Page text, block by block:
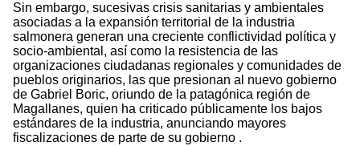
Sin embargo, sucesivas crisis sanitarias y ambientales
asociadas a la expansión territorial de la industria
salmonera generan una creciente conflictividad política y
socio-ambiental, así como la resistencia de las
organizaciones ciudadanas regionales y comunidades de
pueblos originarios, las que presionan al nuevo gobierno
de Gabriel Boric, oriundo de la patagónica región de
Magallanes, quien ha criticado públicamente los bajos
estándares de la industria, anunciando mayores
fiscalizaciones de parte de su gobierno .